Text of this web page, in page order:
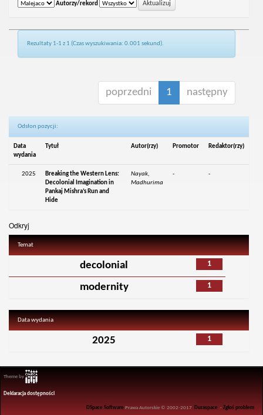
Autorzy/rekord
Rezultaty 1-1 z 1 (Czas wyszukiwania: 0.001 sekund).
poprzedni 1 następny
Odsłon pozycji:
Data
wydania
Tytuł Autor(rzy) Promotor Redaktor(rzy)
2025
Breaking the Western Lens:
Decolonial Imagination in
Pankaj Mishra’s Run and
Hide
Nayak,
Madhurima
- -
Odkryj
Temat
1
decolonial
1
modernity
Data wydania
1
2025
Theme by
Deklaracja dostępności
DSpace Software Prawa Autorskie © 2002-2017 Duraspace -Zgłoś problem